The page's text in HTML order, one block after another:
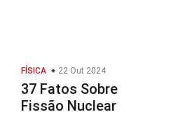
FÍSICA 22 Out 2024
37 Fatos Sobre
Fissão Nuclear